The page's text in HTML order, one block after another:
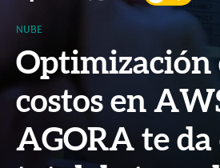
NUBE
Optimización
costos en
AGORA te